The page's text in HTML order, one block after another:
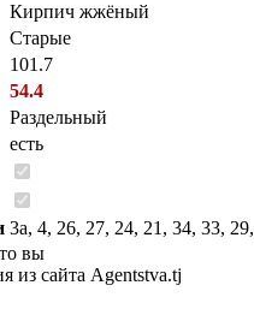
Кирпич жжёный
Старые
101.7
54.4
Раздельный
есть
3а, 4, 26, 27, 24, 21, 34, 33, 29,
вы
из сайта Agentstva.tj